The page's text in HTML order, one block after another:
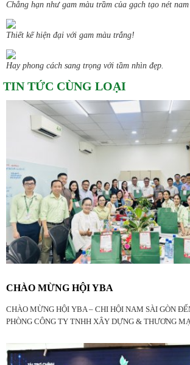
Chẳng hạn như gam màu trầm của gạch tạo nét
Thiết kế hiện đại với gam màu trắng!
Hay phong cách sang trọng với tầm nhìn đẹp.
TIN TỨC CÙNG LOẠI
CHÀO MỪNG HỘI YBA
CHÀO MỪNG HỘI YBA – CHI HỘI NAM SÀI GÒN
PHÒNG CÔNG TY TNHH XÂY DỰNG & THƯƠNG